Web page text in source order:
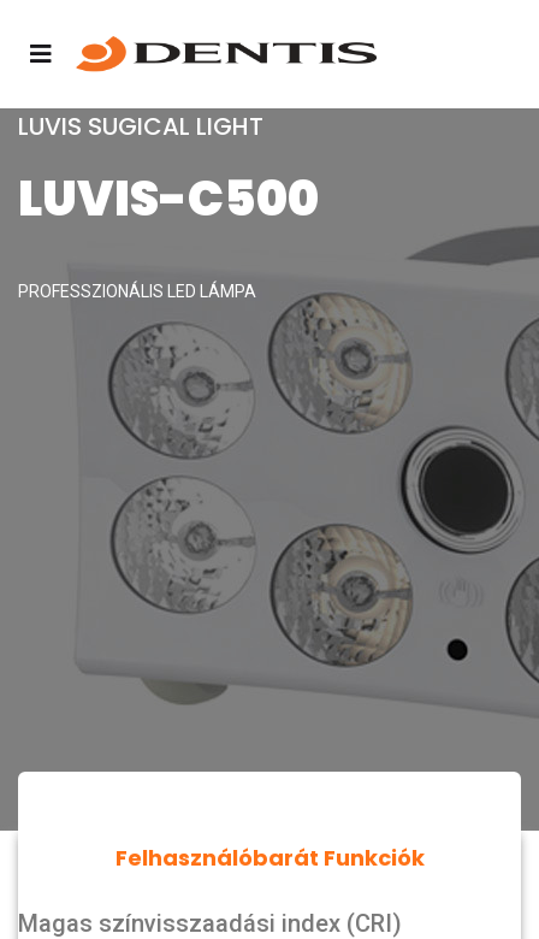
LUVIS SUGICAL LIGHT
LUVIS-C500
PROFESSZIONÁLIS LED LÁMPA
Felhasználóbarát Funkciók
Magas színvisszaadási index (CRI)